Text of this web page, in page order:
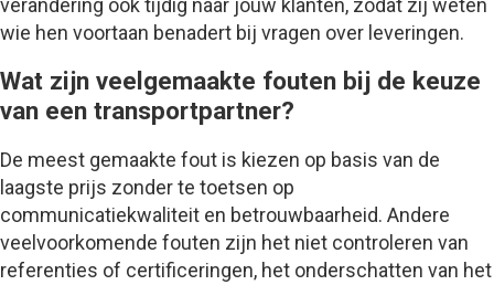
verandering ook tijdig naar jouw klanten, zodat zij weten
wie hen voortaan benadert bij vragen over leveringen.
Wat zijn veelgemaakte fouten bij de keuze
van een transportpartner?
De meest gemaakte fout is kiezen op basis van de
laagste prijs zonder te toetsen op
communicatiekwaliteit en betrouwbaarheid. Andere
veelvoorkomende fouten zijn het niet controleren van
referenties of certificeringen, het onderschatten van het